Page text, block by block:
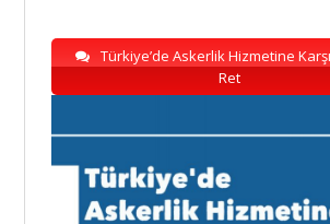
Türkiye’de Askerlik Hizmetine
Ret